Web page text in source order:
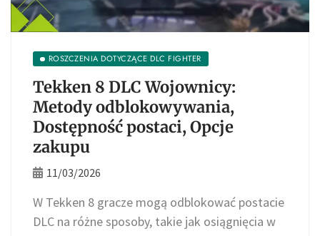
ROSZCZENIA DOTYCZĄCE DLC FIGHTER
Tekken 8 DLC Wojownicy:
Metody odblokowywania,
Dostępność postaci, Opcje
zakupu
11/03/2026
W Tekken 8 gracze mogą odblokować postacie
DLC na różne sposoby, takie jak osiągnięcia w